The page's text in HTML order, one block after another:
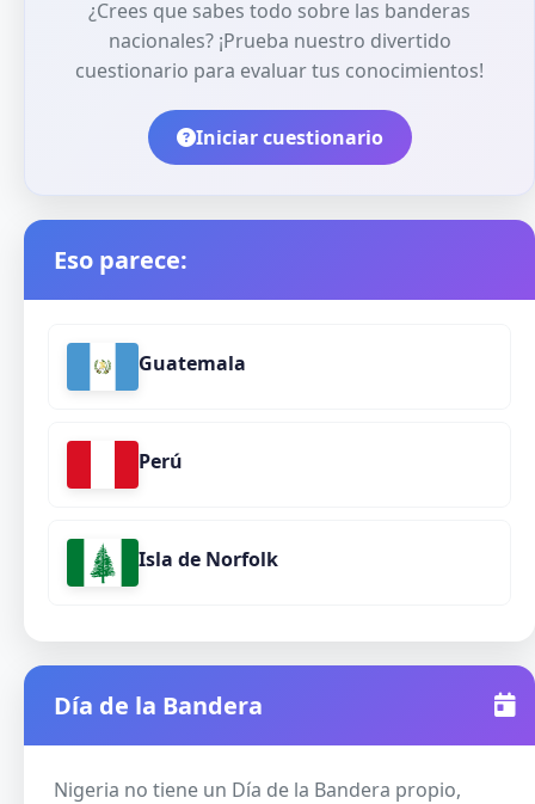
¿Crees que sabes todo sobre las banderas
nacionales? ¡Prueba nuestro divertido
cuestionario para evaluar tus conocimientos!
Iniciar cuestionario
Eso parece:
Guatemala
Perú
Isla de Norfolk
Día de la Bandera
Nigeria no tiene un Día de la Bandera propio,